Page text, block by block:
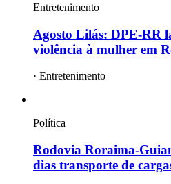
Entretenimento
Agosto Lilás: DPE-RR
violência à mulher em
· Entretenimento
Política
Rodovia Roraima-
dias transporte de